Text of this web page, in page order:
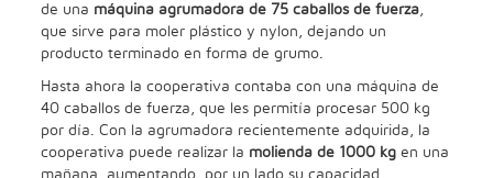
de una máquina agrumadora de 75 caballos de fuerza,
que sirve para moler plástico y nylon, dejando un
producto terminado en forma de grumo.
Hasta ahora la cooperativa contaba con una máquina de
40 caballos de fuerza, que les permitía procesar 500 kg
por día. Con la agrumadora recientemente adquirida, la
cooperativa puede realizar la molienda de 1000 kg en una
mañana, aumentando por un lado su capacidad